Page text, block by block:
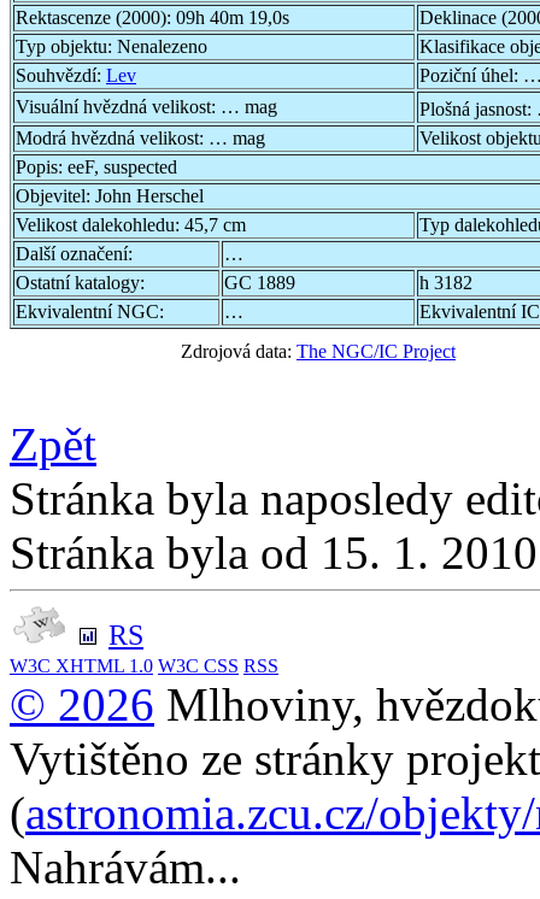
Rektascenze (2000): 09h 40m 19,0s
Deklinace
Typ objektu: Nenalezeno
Klasifikace
Souhvězdí: Lev Poziční úhel: …
Visuální hvězdná velikost: … mag Plošná jasnost:
Modrá hvězdná velikost: … mag
Velikost
Popis: eeF, suspected
Objevitel: John Herschel
Velikost dalekohledu: 45,7 cm
Typ
Další označení:
…
Ostatní katalogy:
GC 1889
h 3182
Ekvivalentní NGC:
…
Ekvivalentní
Zdrojová data: The NGC/IC Project
Zpět
Stránka byla naposledy
Stránka byla od 15. 1.
RS
W3C XHTML 1.0 W3C CSS RSS
© 2026 Mlhoviny,
Vytištěno ze stránky
(astronomia.zcu.cz/
Nahrávám...